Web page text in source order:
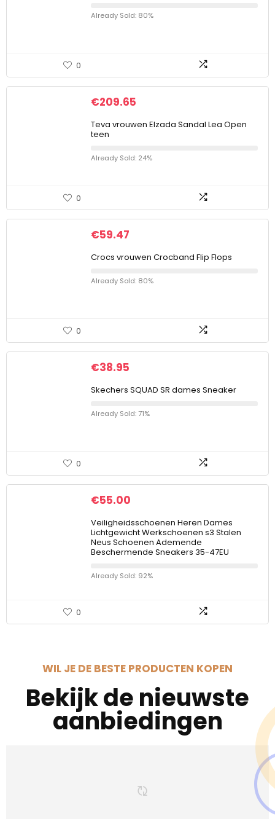
Already Sold: 80%
0
€209.65
Teva vrouwen Elzada Sandal Lea Open
teen
Already Sold: 24%
0
€59.47
Crocs vrouwen Crocband Flip Flops
Already Sold: 80%
0
€38.95
Skechers SQUAD SR dames Sneaker
Already Sold: 71%
0
€55.00
Veiligheidsschoenen Heren Dames
Lichtgewicht Werkschoenen s3 Stalen
Neus Schoenen Ademende
Beschermende Sneakers 35-47EU
Already Sold: 92%
0
WIL JE DE BESTE PRODUCTEN KOPEN
Bekijk de nieuwste
aanbiedingen